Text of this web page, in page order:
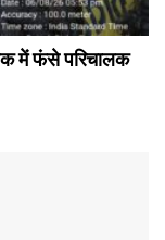
में फंसे परिचालक